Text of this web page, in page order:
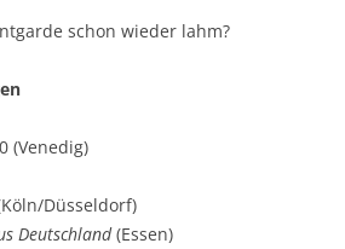
schon wieder lahm?
(Venedig)
Düsseldorf)
Deutschland(Essen)